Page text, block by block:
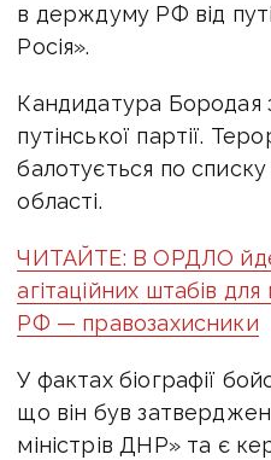
в держдуму РФ від
Росія».
Кандидатура Бородая
путінської партії.
балотується по списку
області.
ЧИТАЙТЕ: В ОРДЛО
агітаційних штабів
РФ — правозахисники
У фактах біографії
що він був
міністрів ДНР» та є